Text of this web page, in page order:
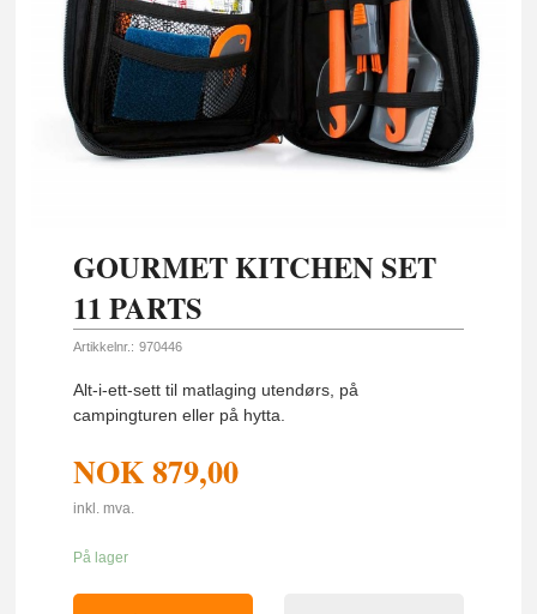
GOURMET KITCHEN SET
11 PARTS
Artikkelnr.: 970446
Alt-i-ett-sett til matlaging utendørs, på
campingturen eller på hytta.
NOK879,00
inkl. mva.
På lager